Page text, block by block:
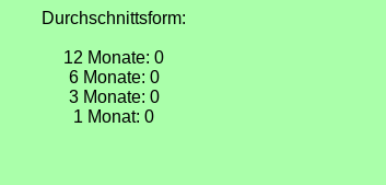
Durchschnittsform:
12 Monate: 0
6 Monate: 0
3 Monate: 0
1 Monat: 0